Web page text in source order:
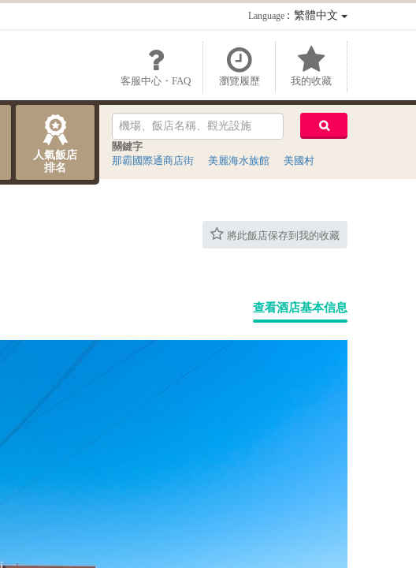
Language：繁體中文
客服中心・FAQ 瀏覽履歷 我的收藏
人氣飯店
排名
關鍵字
那霸國際通商店街
美麗海水族館 美國村
將此飯店保存到我的收藏
查看酒店基本信息